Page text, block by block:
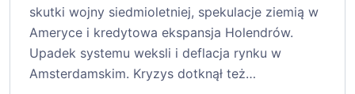
skutki wojny siedmioletniej, spekulacje ziemią w
Ameryce i kredytowa ekspansja Holendrów.
Upadek systemu weksli i deflacja rynku w
Amsterdamskim. Kryzys dotknął też…